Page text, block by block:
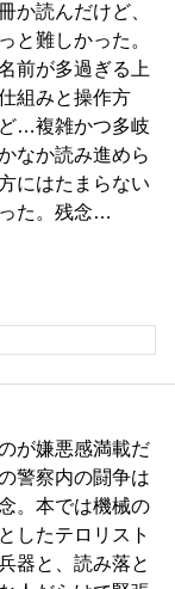
読んだけど、
と難しかった。
前が多過ぎる上
組みと操作方
…複雑かつ多岐
なか読み進めら
にはたまらない
た。残念…
が嫌悪感満載だ
警察内の闘争は
。本では機械の
したテロリスト
器と、読み落と